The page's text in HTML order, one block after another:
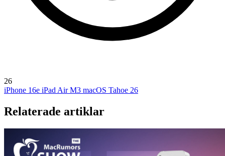
26
iPhone 16e iPad Air M3 macOS Tahoe 26
Relaterade artiklar